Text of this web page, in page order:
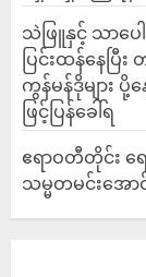
သဲဖြူနှင့် သာပ
ပြင်းထန်‌နေပ
ကွန်မန်ဒိုများ
ဖြင့်ပြန်ခေါ်ရ
ဧရာဝတီတိုင်း ရ
သမ္မတမင်းအေ